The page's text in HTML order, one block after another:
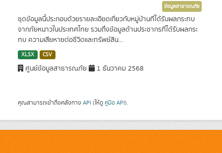
ข้อมูลสาธารณภัย
ชุดข้อมูลนี้ประกอบด้วยรายละเอียดเกี่ยวกับหมู่บ้านที่ได้รับผลกระทบ
จากภัยหนาวในประเทศไทย รวมถึงข้อมูลด้านประชากรที่ได้รับผลกระ
ทบ ความเสียหายต่อชีวิตและทรัพย์สิน...
XLSX CSV
ศูนย์ข้อมูลสาธารณภัย 1 ธันวาคม 2568
คุณสามารถเข้าถึงคลังทาง API (ให้ดู คู่มือ API).